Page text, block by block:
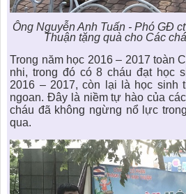
Ông Nguyễn Anh Tuấn - Phó GĐ
Thuận tặng quà cho Các
Trong năm học 2016 – 2017 toàn
nhi, trong đó có 8 cháu đạt học
2016 – 2017, còn lại là học sinh
ngoan. Đây là niềm tự hào của
cháu đã không ngừng nổ lực
qua.